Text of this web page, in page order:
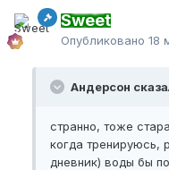
Sweet
Опубликовано 18
Андерсон
странно, тоже
когда тренируюсь,
дневник) воды бы